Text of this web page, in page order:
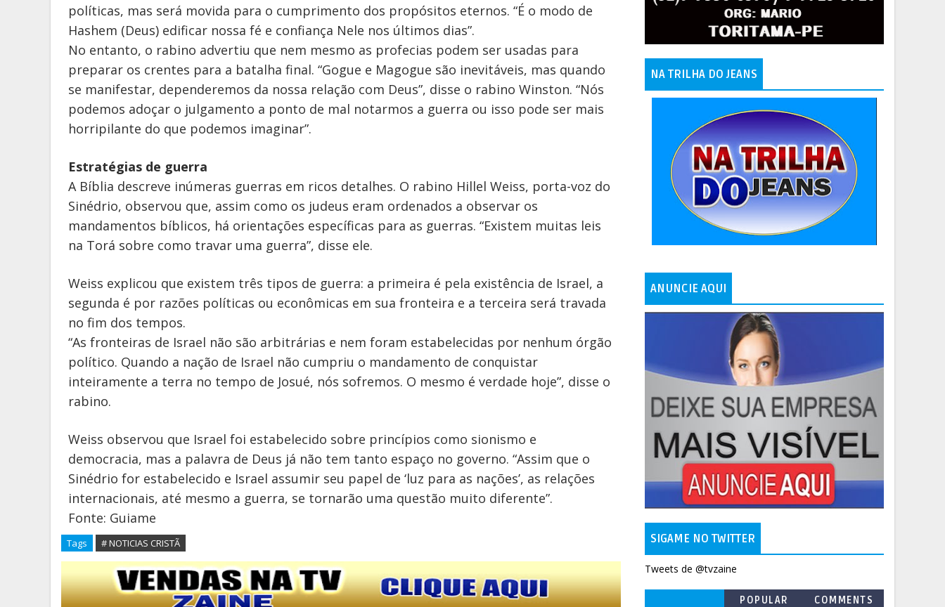
políticas, mas será movida para o cumprimento dos propósitos eternos. “É o modo de
Hashem (Deus) edificar nossa fé e confiança Nele nos últimos dias”.
No entanto, o rabino advertiu que nem mesmo as profecias podem ser usadas para
preparar os crentes para a batalha final. “Gogue e Magogue são inevitáveis, mas quando
se manifestar, dependeremos da nossa relação com Deus”, disse o rabino Winston. “Nós
podemos adoçar o julgamento a ponto de mal notarmos a guerra ou isso pode ser mais
horripilante do que podemos imaginar”.
Estratégias de guerra
A Bíblia descreve inúmeras guerras em ricos detalhes. O rabino Hillel Weiss, porta-voz do
Sinédrio, observou que, assim como os judeus eram ordenados a observar os
mandamentos bíblicos, há orientações específicas para as guerras. “Existem muitas leis
na Torá sobre como travar uma guerra”, disse ele.
Weiss explicou que existem três tipos de guerra: a primeira é pela existência de Israel, a
segunda é por razões políticas ou econômicas em sua fronteira e a terceira será travada
no fim dos tempos.
“As fronteiras de Israel não são arbitrárias e nem foram estabelecidas por nenhum órgão
político. Quando a nação de Israel não cumpriu o mandamento de conquistar
inteiramente a terra no tempo de Josué, nós sofremos. O mesmo é verdade hoje”, disse o
rabino.
Weiss observou que Israel foi estabelecido sobre princípios como sionismo e
democracia, mas a palavra de Deus já não tem tanto espaço no governo. “Assim que o
Sinédrio for estabelecido e Israel assumir seu papel de ‘luz para as nações’, as relações
internacionais, até mesmo a guerra, se tornarão uma questão muito diferente”.
Fonte: Guiame
Tags # NOTICIAS CRISTÃ
NA TRILHA DO JEANS
ANUNCIE AQUI
SIGAME NO TWITTER
Tweets de @tvzaine
POPULAR COMMENTS